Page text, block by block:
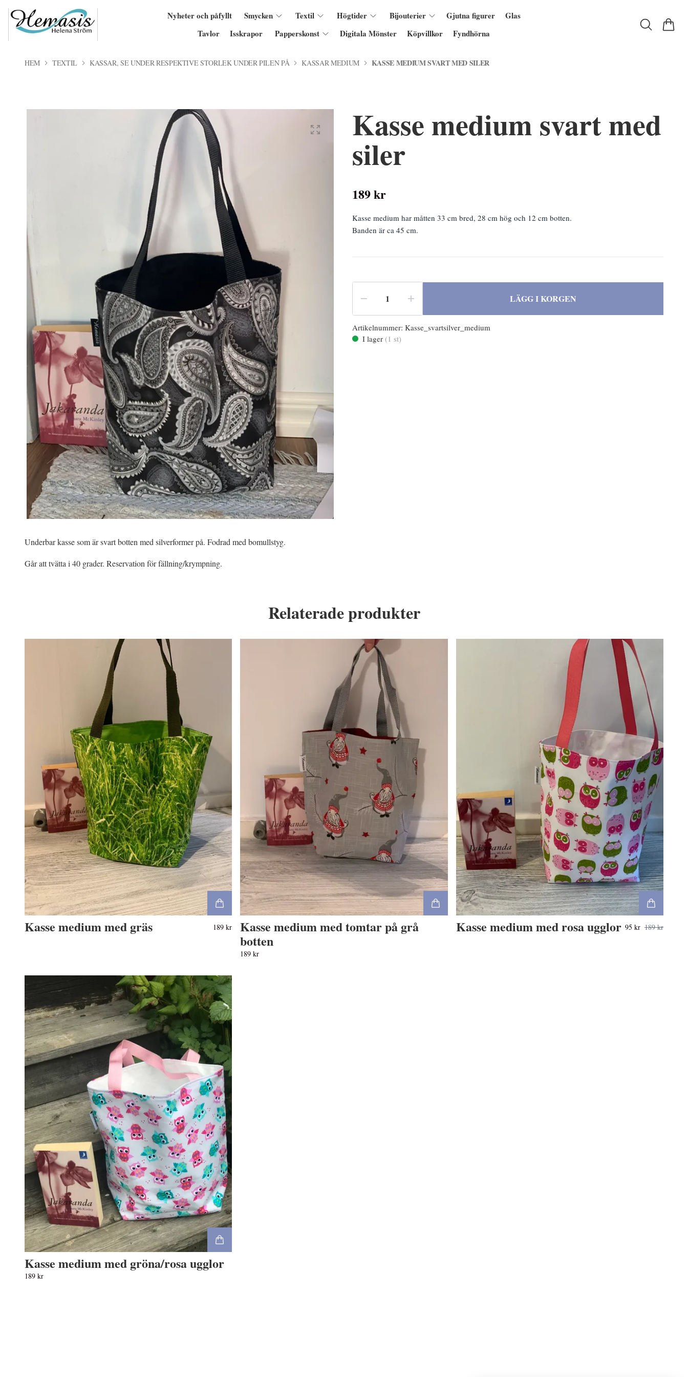
Nyheter och påfyllt Smycken Textil Högtider Bijouterier Gjutna figurer
Glas
Tavlor
Isskrapor Papperskonst Digitala Mönster Köpvillkor Fyndhörna
HEM TEXTIL KASSAR, SE UNDER RESPEKTIVE STORLEK UNDER PILEN PÅ KASSAR MEDIUM KASSE MEDIUM SVART MED SILER
Kasse medium svart med
siler
189 kr
Kasse medium har måtten 33 cm bred, 28 cm hög och 12 cm botten.
Banden är ca 45 cm.
LÄGG I KORGEN
Artikelnummer: Kasse_svartsilver_medium
I lager (1 st)
Underbar kasse som är svart botten med silverformer på. Fodrad med bomullstyg.
Går att tvätta i 40 grader. Reservation för fällning/krympning.
Relaterade produkter
Kasse medium med gräs 189 kr
Kasse medium med tomtar på grå
botten
189 kr
Kasse medium med rosa ugglor 95 kr 189 kr
Kasse medium med gröna/rosa ugglor
189 kr